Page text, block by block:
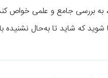
به بررسی جامع و علمی خواص
شوید که شاید تا به‌حال نشنیده